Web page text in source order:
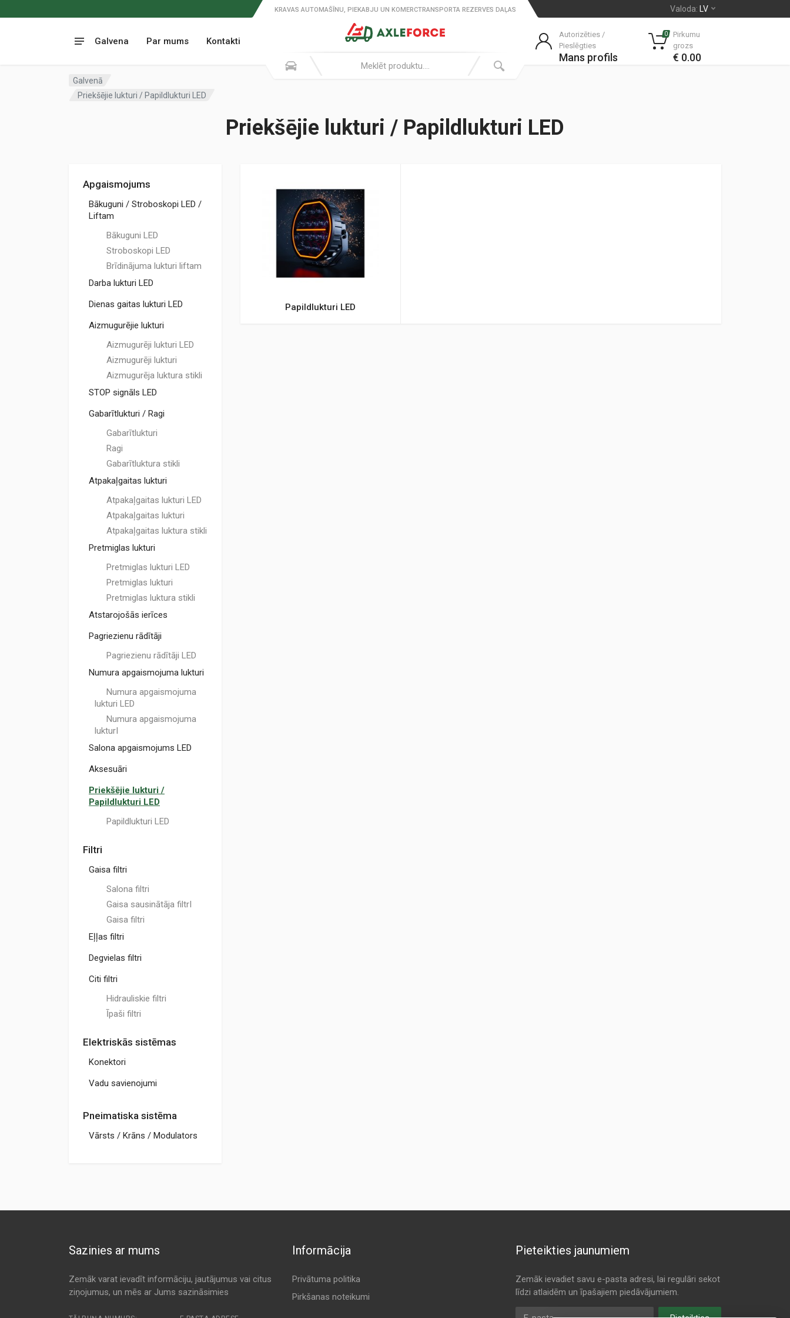
Valoda: LV
Galvena Par mums Kontakti
KRAVAS AUTOMAŠĪNU, PIEKABJU UN KOMERCTRANSPORTA REZERVES DAĻAS
Autorizēties /
Pieslēgties
Mans profils
0
Pirkumu
grozs
€ 0.00
Galvenā
Priekšējie lukturi / Papildlukturi LED
Priekšējie lukturi / Papildlukturi LED
Apgaismojums
Bākuguni / Stroboskopi LED /
Liftam
Bākuguni LED
Stroboskopi LED
Brīdinājuma lukturi liftam
Darba lukturi LED
Dienas gaitas lukturi LED
Aizmugurējie lukturi
Aizmugurēji lukturi LED
Aizmugurēji lukturi
Aizmugurēja luktura stikli
STOP signāls LED
Gabarītlukturi / Ragi
Gabarītlukturi
Ragi
Gabarītluktura stikli
Atpakaļgaitas lukturi
Atpakaļgaitas lukturi LED
Atpakaļgaitas lukturi
Atpakaļgaitas luktura stikli
Pretmiglas lukturi
Pretmiglas lukturi LED
Pretmiglas lukturi
Pretmiglas luktura stikli
Atstarojošās ierīces
Pagriezienu rādītāji
Pagriezienu rādītāji LED
Numura apgaismojuma lukturi
Numura apgaismojuma
lukturi LED
Numura apgaismojuma
lukturI
Salona apgaismojums LED
Aksesuāri
Priekšējie lukturi /
Papildlukturi LED
Papildlukturi LED
Filtri
Gaisa filtri
Salona filtri
Gaisa sausinātāja filtrI
Gaisa filtri
Eļļas filtri
Degvielas filtri
Citi filtri
Hidrauliskie filtri
Īpaši filtri
Elektriskās sistēmas
Konektori
Vadu savienojumi
Pneimatiska sistēma
Vārsts / Krāns / Modulators
Papildlukturi LED
Sazinies ar mums
Zemāk varat ievadīt informāciju, jautājumus vai citus
ziņojumus, un mēs ar Jums sazināsimies
Informācija
Privātuma politika
Pirkšanas noteikumi
Pieteikties jaunumiem
Zemāk ievadiet savu e-pasta adresi, lai regulāri sekot
līdzi atlaidēm un īpašajiem piedāvājumiem.
E-pasta